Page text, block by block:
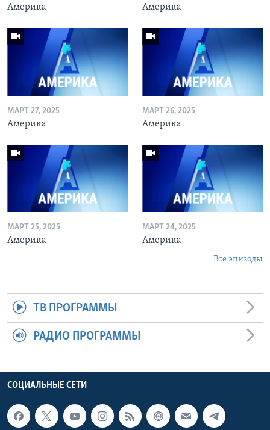
Америка Америка
МАРТ 27, 2025
Америка
МАРТ 26, 2025
Америка
МАРТ 25, 2025
Америка
МАРТ 24, 2025
Америка
Все эпизоды
ТВ ПРОГРАММЫ
РАДИО ПРОГРАММЫ
СОЦИАЛЬНЫЕ СЕТИ